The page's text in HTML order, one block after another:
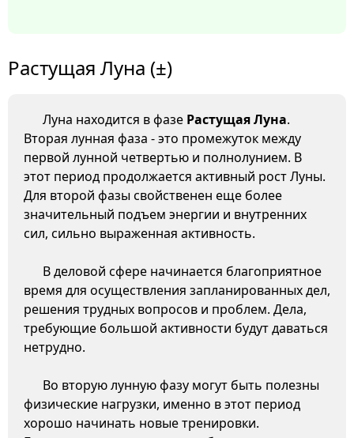
Растущая Луна (±)
Луна находится в фазе Растущая Луна.
Вторая лунная фаза - это промежуток между
первой лунной четвертью и полнолунием. В
этот период продолжается активный рост Луны.
Для второй фазы свойственен еще более
значительный подъем энергии и внутренних
сил, сильно выраженная активность.
В деловой сфере начинается благоприятное
время для осуществления запланированных дел,
решения трудных вопросов и проблем. Дела,
требующие большой активности будут даваться
нетрудно.
Во вторую лунную фазу могут быть полезны
физические нагрузки, именно в этот период
хорошо начинать новые тренировки.